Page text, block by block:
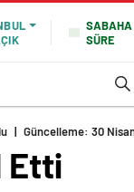
SÜRE
| Güncelleme: 30
Etti